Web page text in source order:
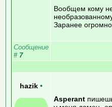
Вообщем кому
Заранее
Сообщение
# 7
hazik •
Asperant